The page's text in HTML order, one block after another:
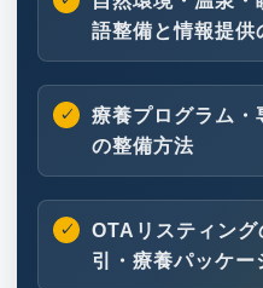
語整備と情報提供
療養プログラム・
の整備方法
OTAリスティング
引・療養パッケー